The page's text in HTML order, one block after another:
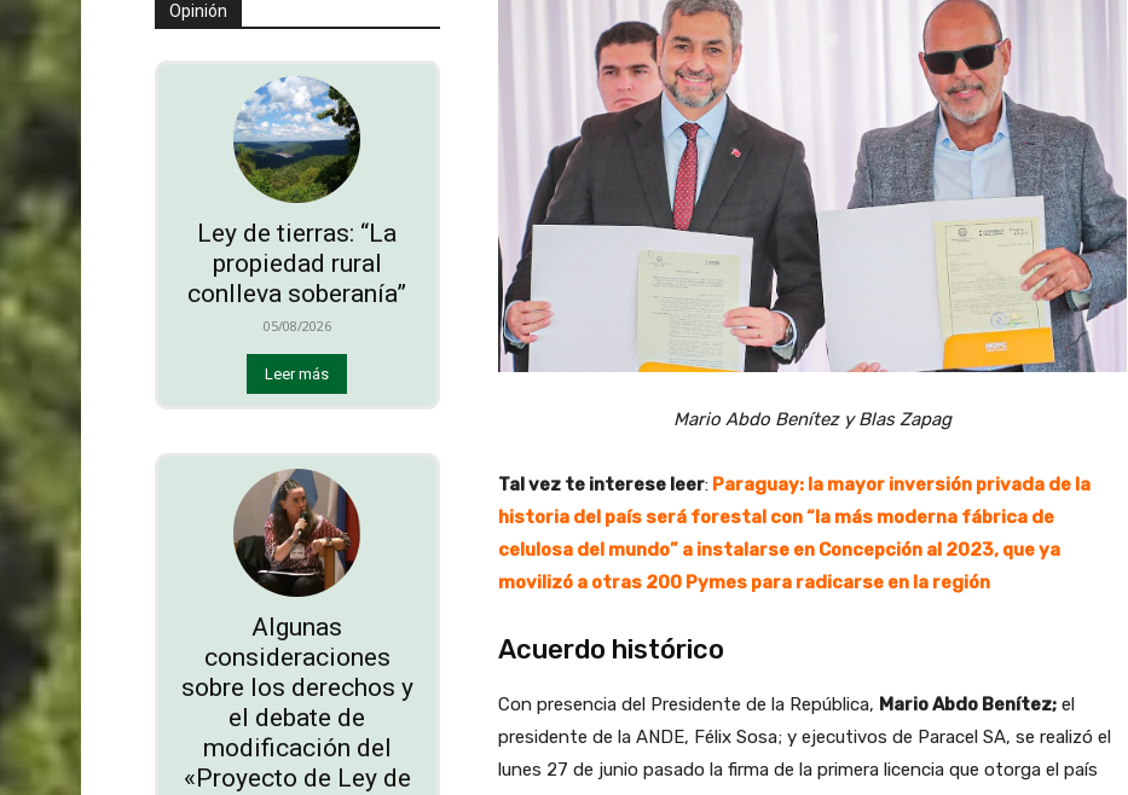
Opinión
Ley de tierras: “La
propiedad rural
conlleva soberanía”
05/08/2026
Leer más
Algunas
consideraciones
sobre los derechos y
el debate de
modificación del
«Proyecto de Ley de
Mario Abdo Benítez y Blas Zapag
Tal vez te interese leer: Paraguay: la mayor inversión privada de la
historia del país será forestal con “la más moderna fábrica de
celulosa del mundo” a instalarse en Concepción al 2023, que ya
movilizó a otras 200 Pymes para radicarse en la región
Acuerdo histórico
Con presencia del Presidente de la República, Mario Abdo Benítez;el
presidente de la ANDE, Félix Sosa; y ejecutivos de Paracel SA, se realizó el
lunes 27 de junio pasado la firma de la primera licencia que otorga el país